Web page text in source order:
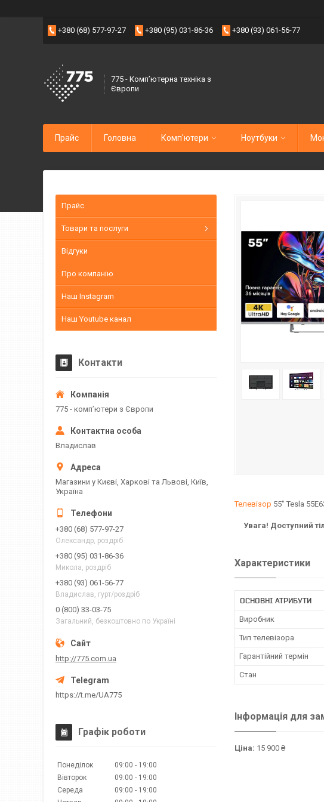
+380 (68) 577-97-27 +380 (95) 031-86-36 +380 (93) 061-56-77
775 - Компʼютерна техніка з
Європи
Прайс Головна Комп'ютери Ноутбуки
Телевізор 55" Tesla
Увага! Доступний
Характеристики
ОСНОВНІ АТРИБУТИ
Виробник
Тип телевізора
Гарантійний термін
Стан
Інформація для
Ціна: 15 900 ₴
Прайс
Товари та послуги
Відгуки
Про компанію
Наш Instagram
Наш Youtube канал
Контакти
775 - компʼютери з Європи
Владислав
Магазини у Києві, Харкові та Львові, Київ,
Україна
+380 (68) 577-97-27
Олександр, роздріб
+380 (95) 031-86-36
Микола, роздріб
+380 (93) 061-56-77
Владислав, гурт/роздріб
0 (800) 33-03-75
Загальний, безкоштовно по Україні
http://775.com.ua
https://t.me/UA775
Графік роботи
Понеділок 09:00
19:00
Вівторок
09:00
19:00
Середа
09:00
19:00